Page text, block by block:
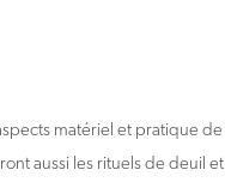
matériel et pratique de
aussi les rituels de deuil et